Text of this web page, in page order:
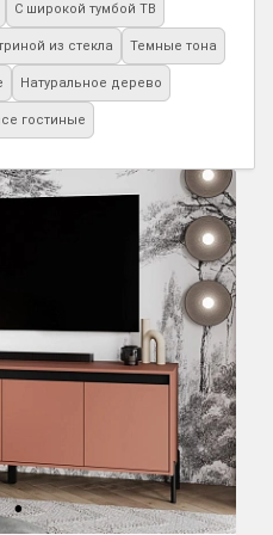
С широкой тумбой ТВ
из стекла Темные тона
Натуральное дерево
гостиные